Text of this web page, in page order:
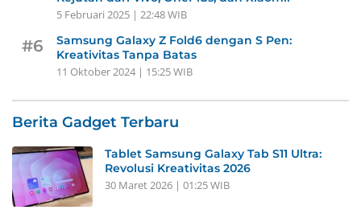
5 Februari 2025 | 22:48 WIB
#6
Samsung Galaxy Z Fold6 dengan S Pen:
Kreativitas Tanpa Batas
11 Oktober 2024 | 15:25 WIB
Berita Gadget Terbaru
Tablet Samsung Galaxy Tab S11 Ultra:
Revolusi Kreativitas 2026
30 Maret 2026 | 01:25 WIB